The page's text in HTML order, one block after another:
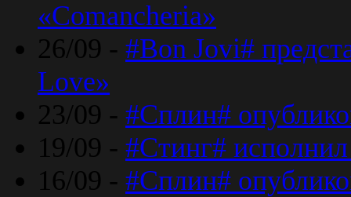
«Comancheria»
26/09 - #Bon Jovi#
Love»
23/09 - #Сплин#
19/09 - #Стинг#
16/09 - #Сплин#